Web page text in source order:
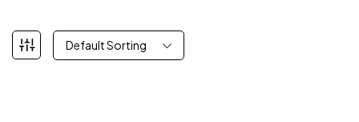
Default Sorting